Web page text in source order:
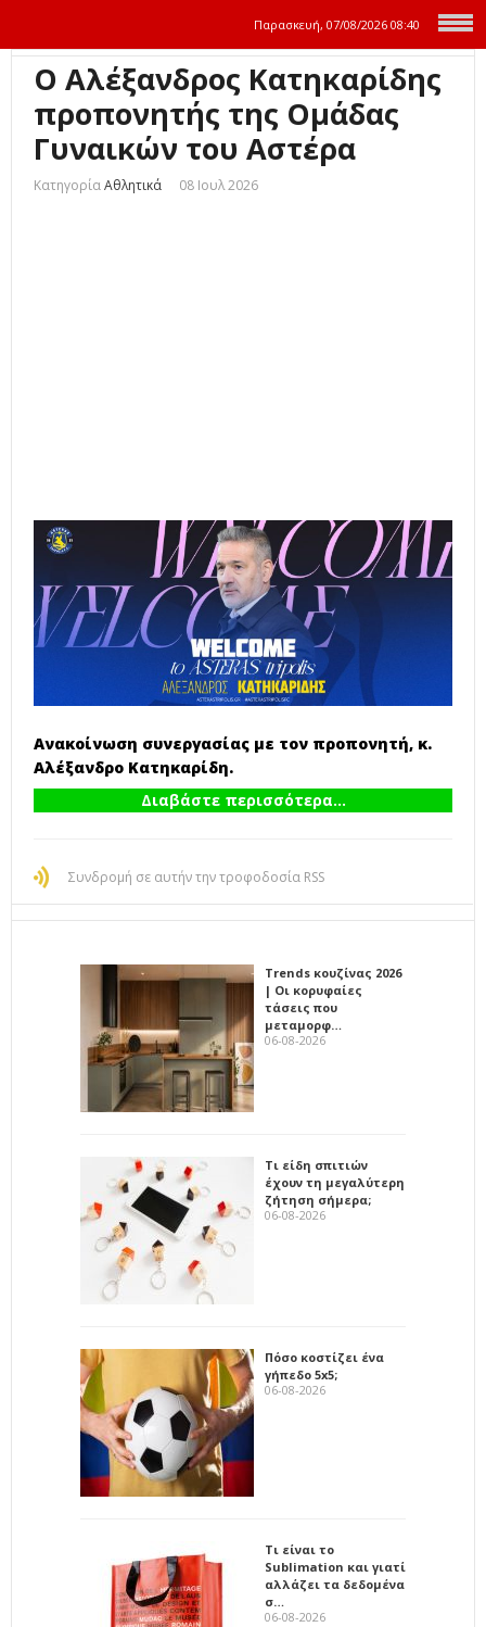
Παρασκευή, 07/08/2026 08:40
Ο Αλέξανδρος Κατηκαρίδης
προπονητής της Ομάδας
Γυναικών του Αστέρα
ΚατηγορίαΑθλητικά 08 Ιουλ 2026
Ανακοίνωση συνεργασίας με τον προπονητή, κ.
Αλέξανδρο Κατηκαρίδη.
Διαβάστε περισσότερα...
Συνδρομή σε αυτήν την τροφοδοσία RSS
Trends κουζίνας 2026
| Οι κορυφαίες
τάσεις που
μεταμορφ…
06-08-2026
Τι είδη σπιτιών
έχουν τη μεγαλύτερη
ζήτηση σήμερα;
06-08-2026
Πόσο κοστίζει ένα
γήπεδο 5x5;
06-08-2026
Τι είναι το
Sublimation και γιατί
αλλάζει τα δεδομένα
σ…
06-08-2026